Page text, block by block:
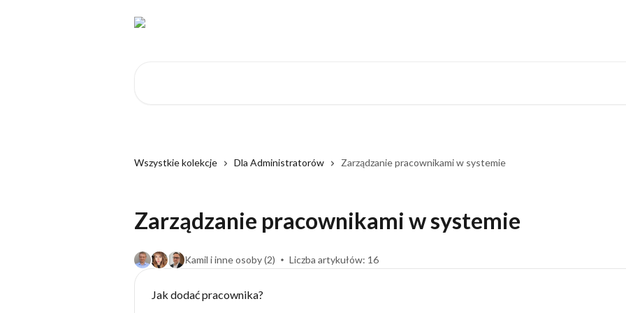
Wszystkie kolekcje Dla Administratorów Zarządzanie pracownikami w systemie
Zarządzanie pracownikami w systemie
Kamil i inne osoby (2) Liczba artykułów: 16
Jak dodać pracownika?